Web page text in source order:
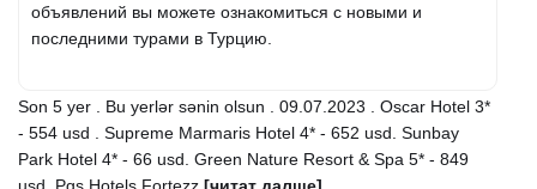
объявлений вы можете ознакомиться с новыми и
последними турами в Турцию.
Son 5 yer . Bu yerlər sənin olsun . 09.07.2023 . Oscar Hotel 3*
- 554 usd . Supreme Marmaris Hotel 4* - 652 usd. Sunbay
Park Hotel 4* - 66 usd. Green Nature Resort & Spa 5* - 849
usd. Pgs Hotels Fortezz [читат далше]